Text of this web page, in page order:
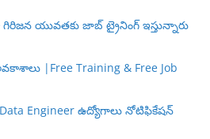
యువతకు జాబ్ ట్రైనింగ్ ఇస్తున్నారు
|Free Training & Free Job
Engineer ఉద్యోగాలు నోటిఫికేషన్